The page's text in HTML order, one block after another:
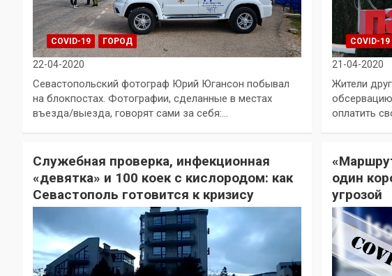
COVID-19 ГОРОД
22-04-2020
Севастопольский фотограф Юрий Югансон побывал
на блокпостах. Фотографии, сделанные в местах
въезда/выезда, говорят сами за себя:…
COVID-19
21-04-2020
Жители
оплатить
Служебная проверка, инфекционная
«девятка» и 100 коек с кислородом: как
Севастополь готовится к кризису
один
угрозой